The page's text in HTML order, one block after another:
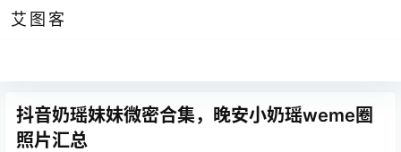
艾图客
抖音奶瑶妹妹微密合集，晚安小奶瑶weme圈
照片汇总